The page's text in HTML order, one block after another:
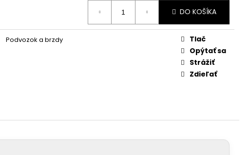
DO KOŠÍKA
Podvozok a brzdy
Tlač
Opýtať sa
Strážiť
Zdieľať